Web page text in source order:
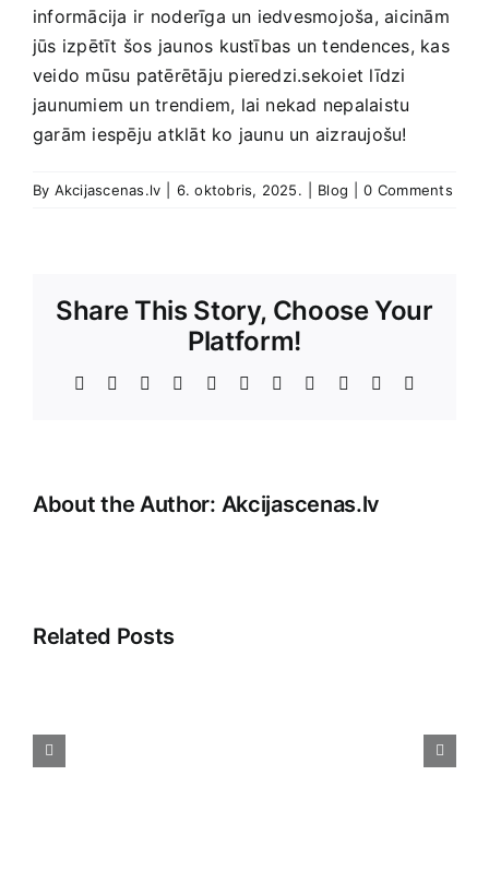
informācija ⁤ir noderīga un‌ iedvesmojoša, aicinām
‌jūs izpētīt šos jaunos‌ kustības un tendences, kas
veido mūsu patērētāju‌ pieredzi.sekoiet‌ līdzi⁢
jaunumiem un ‍trendiem, lai nekad nepalaistu
garām iespēju ‍atklāt‌ ko jaunu un aizraujošu!
By Akcijascenas.lv 6. oktobris, 2025. Blog 0 Comments
Share This Story, Choose Your
Platform!
Facebook Reddit LinkedInWhatsAppTelegram
TumblrPinterest Xing
About the Author: Akcijascenas.lv
Related Posts